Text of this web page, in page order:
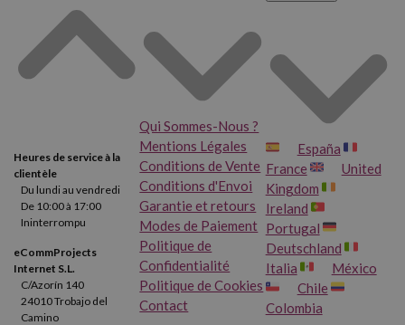
Heures de service à la
clientèle
Du lundi au vendredi
De 10:00 à 17:00
Ininterrompu
eCommProjects
Internet S.L.
C/Azorín 140
24010 Trobajo del
Camino
Qui Sommes-Nous ?
Mentions Légales
Conditions de Vente
Conditions d'Envoi
Garantie et retours
Modes de Paiement
Politique de
Confidentialité
Politique de Cookies
Contact
España
France
United
Kingdom
Ireland
Portugal
Deutschland
Italia
México
Chile
Colombia